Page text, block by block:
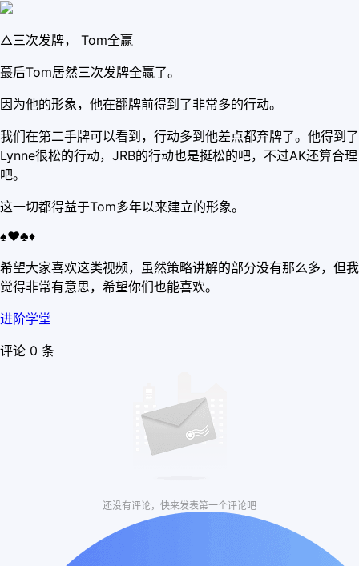
△三次发牌， Tom全赢
蕞后Tom居然三次发牌全赢了。
因为他的形象，他在翻牌前得到了非常多的行动。
我们在第二手牌可以看到，行动多到他差点都弃牌了。他得到了
Lynne很松的行动，JRB的行动也是挺松的吧，不过AK还算合理
吧。
这一切都得益于Tom多年以来建立的形象。
♠♥♣♦
希望大家喜欢这类视频，虽然策略讲解的部分没有那么多，但我
觉得非常有意思，希望你们也能喜欢。
进阶学堂
评论 0 条
还没有评论，快来发表第一个评论吧